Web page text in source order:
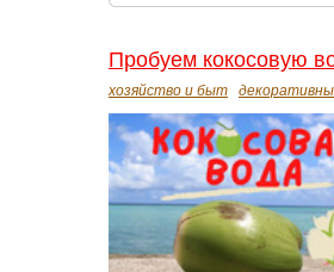
Пробуем кокосовую
хозяйство и быт